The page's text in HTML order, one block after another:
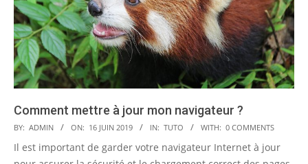
Comment mettre à jour mon navigateur ?
2019-
06-
16
BY: ADMIN ON: 16 JUIN 2019 IN: TUTO WITH: 0 COMMENTS
Il est important de garder votre navigateur Internet à jour